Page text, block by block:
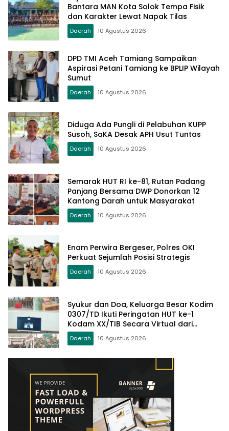
Bantara MAN Kota Solok Tempa Fisik
dan Karakter Lewat Napak Tilas
Daerah 10 Agustus 2026
DPD TMI Aceh Tamiang Sampaikan
Aspirasi Petani Tamiang ke BPLIP Wilayah
Sumut
Daerah 10 Agustus 2026
Diduga Ada Pungli di Pelabuhan KUPP
Susoh, SaKA Desak APH Usut Tuntas
Daerah 10 Agustus 2026
Semarak HUT RI ke-81, Rutan Padang
Panjang Bersama DWP Donorkan 12
Kantong Darah untuk Masyarakat
Daerah 10 Agustus 2026
Enam Perwira Bergeser, Polres OKI
Perkuat Sejumlah Posisi Strategis
Daerah 10 Agustus 2026
Syukur dan Doa, Keluarga Besar Kodim
0307/TD Ikuti Peringatan HUT ke-1
Kodam XX/TIB Secara Virtual dari
Padang
Daerah 10 Agustus 2026